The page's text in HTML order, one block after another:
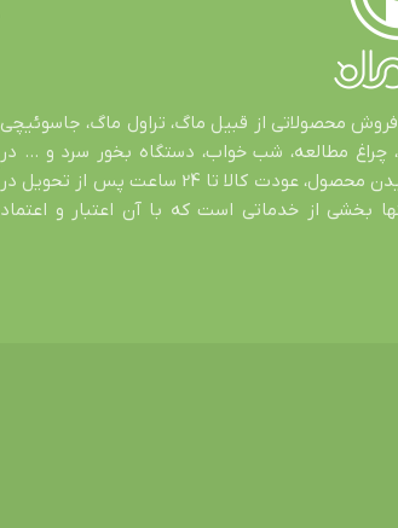
محصولاتی از قبیل ماگ، تراول ماگ، جاسوئیچی
چراغ مطالعه، شب خواب، دستگاه بخور سرد و … در
خدمت شما عزیزان است. اصالت کالا، تضمین سالم رسیدن محصول، عودت کالا تا 24 ساعت پس از تحویل در
بخشی از خدماتی است که با آن اعتبار و اعتماد